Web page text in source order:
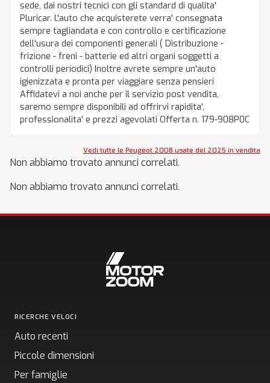
sede, dai nostri tecnici con gli standard di qualita'
Pluricar. L'auto che acquisterete verra' consegnata
sempre tagliandata e con controllo e certificazione
dell'usura dei componenti generali ( Distribuzione -
frizione - freni - batterie ed altri organi soggetti a
controlli periodici) Inoltre avrete sempre un'auto
igienizzata e pronta per viaggiare senza pensieri
Affidatevi a noi anche per il servizio post vendita,
saremo sempre disponibili ad offrirvi rapidita',
professionalita' e prezzi agevolati Offerta n. 179-908P0C
Vedi tutte le Peugeot 2008 usate del 2025 in vendita
Non abbiamo trovato annunci correlati.
Non abbiamo trovato annunci correlati.
RICERCHE VELOCI
Auto recenti
Piccole dimensioni
Per famiglie